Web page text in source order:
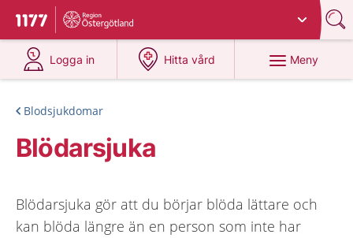
Till startsidan för 1177
Du har valt region
Logga in
på 1177.se
Hitta vård
på 1177.se
Meny
Blodsjukdomar
Blödarsjuka
Blödarsjuka gör att du börjar blöda lättare och
kan blöda längre än en person som inte har